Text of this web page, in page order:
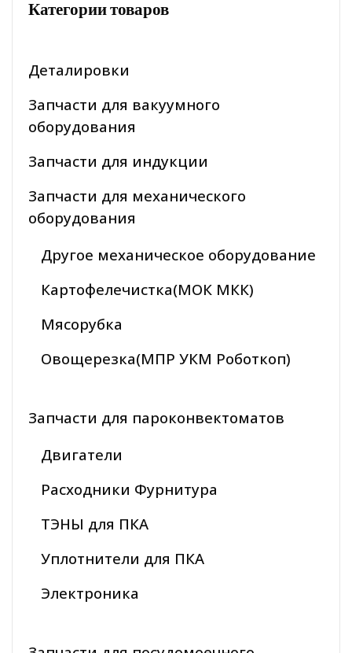
Категории товаров
Деталировки
Запчасти для вакуумного
оборудования
Запчасти для индукции
Запчасти для механического
оборудования
Другое механическое оборудование
Картофелечистка(МОК МКК)
Мясорубка
Овощерезка(МПР УКМ Роботкоп)
Запчасти для пароконвектоматов
Двигатели
Расходники Фурнитура
ТЭНЫ для ПКА
Уплотнители для ПКА
Электроника